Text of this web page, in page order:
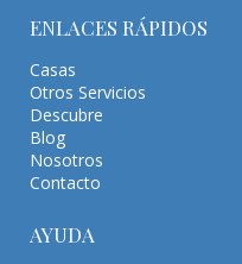
ENLACES RÁPIDOS
Casas
Otros Servicios
Descubre
Blog
Nosotros
Contacto
AYUDA